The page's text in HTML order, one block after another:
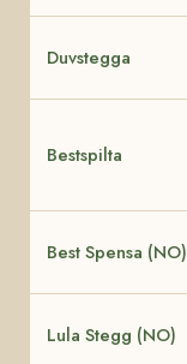
Duvstegga
Bestspilta
Best Spensa (NO)
Lula Stegg (NO)